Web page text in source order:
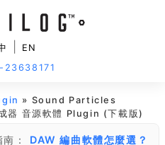
EN
23638171
» Sound Particles
音源軟體 Plugin (下載版)
：
DAW 編曲軟體怎麼選？